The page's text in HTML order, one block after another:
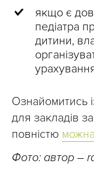
якщо є
педіатра
дитини,
Ознайомитись
для закладів
повністю
Фото: автор –